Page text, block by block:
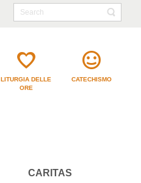
LITURGIA DELLE
ORE
CATECHISMO
CARITAS